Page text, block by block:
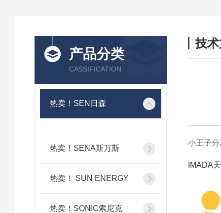
产品分类
CASSIFICATION
热卖！SEN日森
热卖！SENA斯万斯
热卖！ SUN ENERGY
热卖！SONIC索尼克
技
小王子分
IMADA